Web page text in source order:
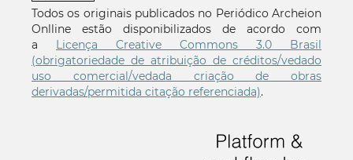
Todos os originais publicados no Periódico Archeion
Onlline estão disponibilizados de acordo com
a
Licença Creative Commons 3.0 Brasil
(obrigatoriedade de atribuição de créditos/vedado
uso comercial/vedada criação de obras
derivadas/permitida citação referenciada).